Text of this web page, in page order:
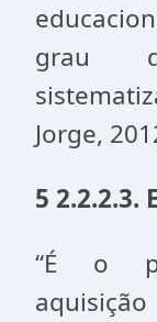
grau
Jorge,
5 2.2.2.3.
“É o